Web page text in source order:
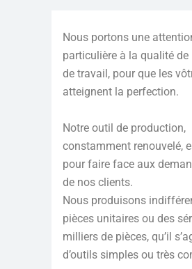
Nous portons une
particulière à la qualité
de travail, pour que les
atteignent la perfection.
Notre outil de production,
constamment renouvelé,
pour faire face aux
de nos clients.
Nous produisons
pièces unitaires ou des
milliers de pièces, qu’il
d’outils simples ou très